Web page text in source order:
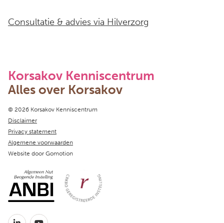
Consultatie & advies via Hilverzorg
Korsakov Kenniscentrum
Alles over Korsakov
Copyright navigation
© 2026 Korsakov Kenniscentrum
Disclaimer
Privacy statement
Algemene voorwaarden
Website door Gomotion